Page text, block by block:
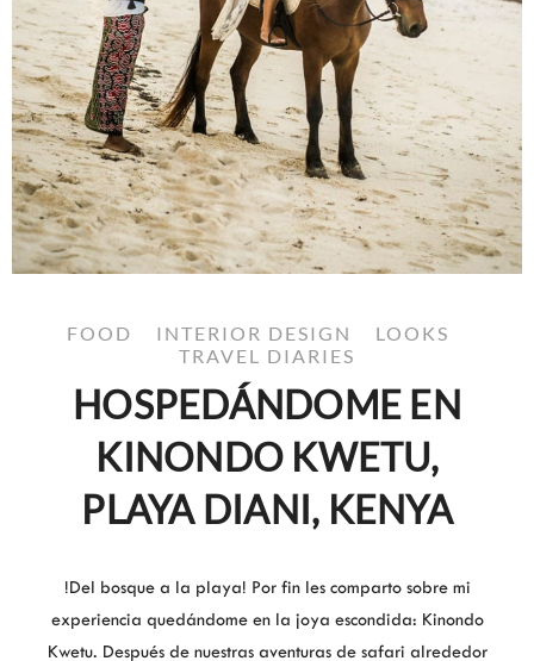
FOOD INTERIOR DESIGN
LOOKS
TRAVEL DIARIES
HOSPEDÁNDOME EN
KINONDO KWETU,
PLAYA DIANI, KENYA
!Del bosque a la playa! Por fin les comparto sobre mi
experiencia quedándome en la joya escondida: Kinondo
Kwetu. Después de nuestras aventuras de safari alrededor